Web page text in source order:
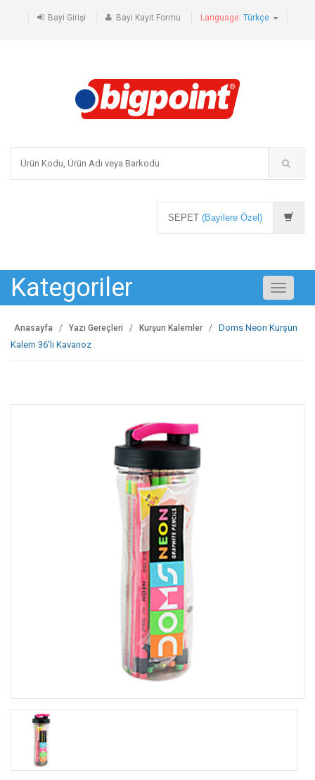
Bayi Girişi Bayi Kayıt Formu Language: Türkçe
SEPET (Bayilere Özel)
Kategoriler
Toggle
Anasayfa Yazı Gereçleri Kurşun Kalemler
Doms Neon Kurşun
Kalem 36'lı Kavanoz